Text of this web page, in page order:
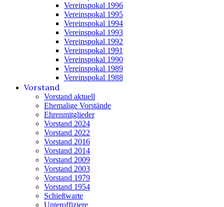
Vereinspokal 1996
Vereinspokal 1995
Vereinspokal 1994
Vereinspokal 1993
Vereinspokal 1992
Vereinspokal 1991
Vereinspokal 1990
Vereinspokal 1989
Vereinspokal 1988
Vorstand
Vorstand aktuell
Ehemalige Vorstände
Ehrenmitglieder
Vorstand 2024
Vorstand 2022
Vorstand 2016
Vorstand 2014
Vorstand 2009
Vorstand 2003
Vorstand 1979
Vorstand 1954
Schießwarte
Unteroffiziere